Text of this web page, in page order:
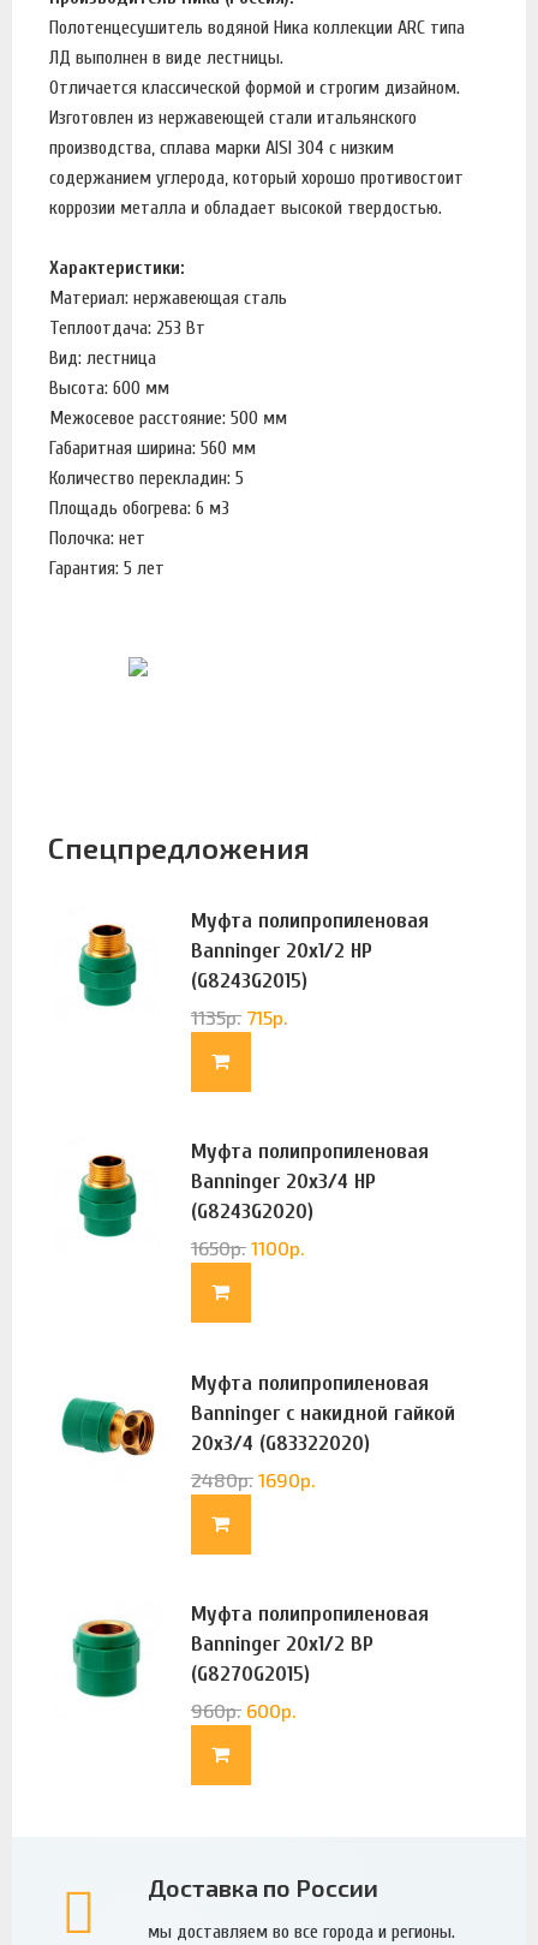
Полотенцесушитель водяной Ника коллекции ARC типа
ЛД выполнен в виде лестницы.
Отличается классической формой и строгим дизайном.
Изготовлен из нержавеющей стали итальянского
производства, сплава марки AISI 304 с низким
содержанием углерода, который хорошо противостоит
коррозии металла и обладает высокой твердостью.
Характеристики:
Материал: нержавеющая сталь
Теплоотдача: 253 Вт
Вид: лестница
Высота: 600 мм
Межосевое расстояние: 500 мм
Габаритная ширина: 560 мм
Количество перекладин: 5
Площадь обогрева: 6 м3
Полочка: нет
Гарантия: 5 лет
Спецпредложения
Муфта полипропиленовая
Banninger 20х1/2 НР
(G8243G2015)
1135р. 715р.
Муфта полипропиленовая
Banninger 20х3/4 НР
(G8243G2020)
1650р. 1100р.
Муфта полипропиленовая
Banninger с накидной гайкой
20х3/4 (G83322020)
2480р. 1690р.
Муфта полипропиленовая
Banninger 20х1/2 ВР
(G8270G2015)
960р. 600р.
Доставка по России
мы доставляем во все города и регионы.